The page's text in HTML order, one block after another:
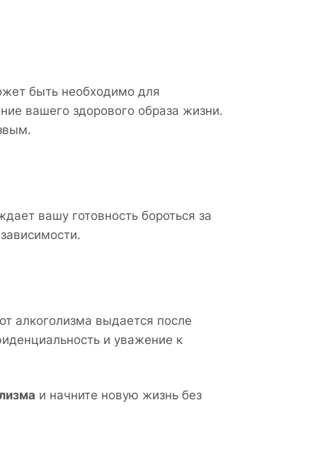
быть необходимо для
вашего здорового образа жизни.
вашу готовность бороться за
алкоголизма выдается после
и уважение к
и начните новую жизнь без